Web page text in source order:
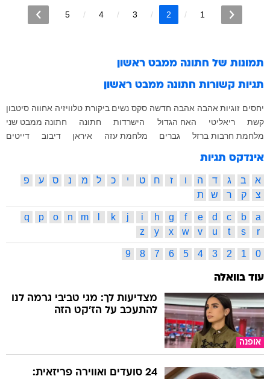
1
2
3
4
5
תמונות של חתונה ממבט ראשון
תגיות קשורות חתונה ממבט ראשון
יחסים זוגיות אהבה אהבה חדשה סקס נשים ביקורת טלוויזיה אחווה סיטבון
קשת
ריאליטי האח הגדול הישרדות חתונה
חתונה ממבט שני
מלחמת חרבות ברזל
גברים מלחמת עזה איראן דיבוב דייטים
אינדקס תגיות
א ב ג ד ה ו ז ח ט י כ ל מ נ ס ע
פ
צ
ק ר ש ת
a
b
c
d
e
f
g
h
i
j
k
m
n
o
p
q
r
s
t
u
v
w
x
y
z
0
1
2
3
4
5
6
7
8
9
עוד בוואלה
אופנה
מצדיעות לך: מגי טביבי גרמה לנו
להתעכב על הז'קט הזה
24 סועדים ואווירה פריזאית: